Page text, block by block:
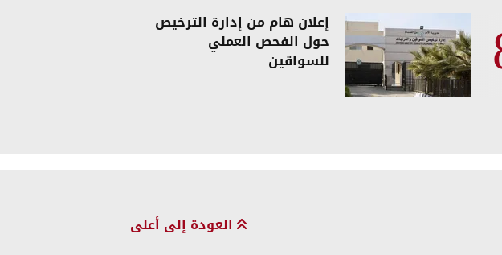
إعلان هام من إدارة الترخيص
حول الفحص العملي
للسواقين
العودة إلى أعلى